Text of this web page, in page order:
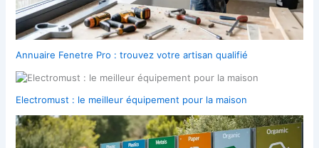
Annuaire Fenetre Pro : trouvez votre artisan qualifié
Electromust : le meilleur équipement pour la maison